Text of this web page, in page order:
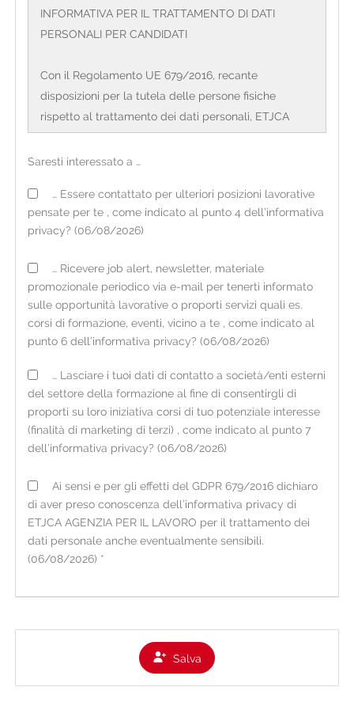
INFORMATIVA PER IL TRATTAMENTO DI DATI
PERSONALI PER CANDIDATI
Con il Regolamento UE 679/2016, recante
disposizioni per la tutela delle persone fisiche
rispetto al trattamento dei dati personali, ETJCA
S.p.a. Agenzia per il lavoro con sede legale in Corso
Sempione, 4 – 20154 Milano e direzione generale in
12720200158, (di seguito definita 'organizzazione') in
qualità di Titolare del trattamento, è tenuta a fornire
alcune informazioni riguardanti l'utilizzo dei dati
territorio italiano mediante filiali il cui elenco
aggiornato è consultabile sul sito internet
www.etjca.it
essere raccolti:
• direttamente presso l'interessato, tramite
consegna del CV cartaceo in filiale o tramite il
sezione per i candidati (ove è possibile anche il
caricamento spontaneo di un video del candidato);
• occasionalmente presso fonti ad accesso pubblico
o presso soggetti terzi (es. informazioni di carattere
Per i dati raccolti non direttamente presso
l'interessato, viene fornita la presente informativa
all'atto della loro registrazione e comunque non
Saresti interessato a …
… Essere contattato per ulteriori posizioni lavorative
pensate per te , come indicato al punto 4 dell’informativa
privacy? (06/08/2026)
… Ricevere job alert, newsletter, materiale
promozionale periodico via e-mail per tenerti informato
sulle opportunità lavorative o proporti servizi quali es.
corsi di formazione, eventi, vicino a te , come indicato al
punto 6 dell’informativa privacy? (06/08/2026)
… Lasciare i tuoi dati di contatto a società/enti esterni
del settore della formazione al fine di consentirgli di
proporti su loro iniziativa corsi di tuo potenziale interesse
(finalità di marketing di terzi) , come indicato al punto 7
dell’informativa privacy? (06/08/2026)
Ai sensi e per gli effetti del GDPR 679/2016 dichiaro
di aver preso conoscenza dell’informativa privacy di
ETJCA AGENZIA PER IL LAVORO per il trattamento dei
dati personale anche eventualmente sensibili.
(06/08/2026) *
Salva